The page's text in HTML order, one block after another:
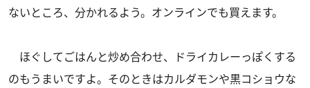
ないところ、分かれるよう。オンラインでも買えます。
ほぐしてごはんと炒め合わせ、ドライカレーっぽくする
のもうまいですよ。そのときはカルダモンや黒コショウな